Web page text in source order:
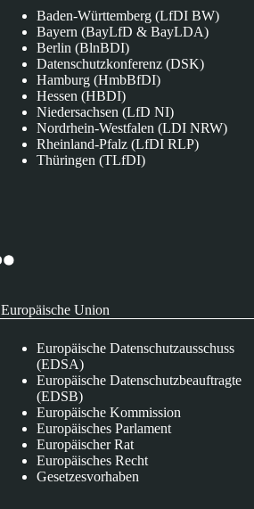
Baden-Württemberg (LfDI BW)
Bayern (BayLfD & BayLDA)
Berlin (BlnBDI)
Datenschutzkonferenz (DSK)
Hamburg (HmbBfDI)
Hessen (HBDI)
Niedersachsen (LfD NI)
Nordrhein-Westfalen (LDI NRW)
Rheinland-Pfalz (LfDI RLP)
Thüringen (TLfDI)
Europäische Union
Europäische Datenschutzausschuss
(EDSA)
Europäische Datenschutzbeauftragte
(EDSB)
Europäische Kommission
Europäisches Parlament
Europäischer Rat
Europäisches Recht
Gesetzesvorhaben